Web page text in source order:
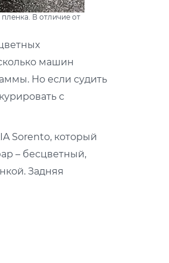
В отличие от
машин
Но если судить
с
Sorento, который
– бесцветный,
Задняя